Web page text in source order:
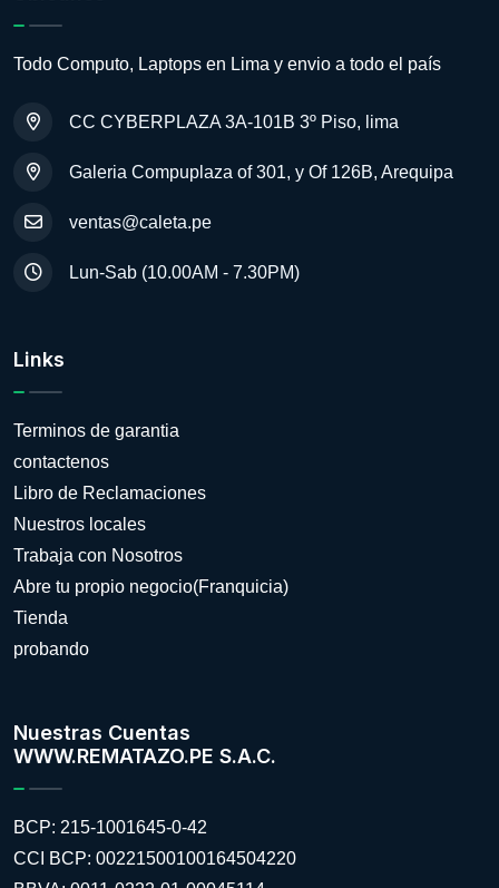
Todo Computo, Laptops en Lima y envio a todo el país
CC CYBERPLAZA 3A-101B 3º Piso, lima
Galeria Compuplaza of 301, y Of 126B, Arequipa
ventas@caleta.pe
Lun-Sab (10.00AM - 7.30PM)
Links
Terminos de garantia
contactenos
Libro de Reclamaciones
Nuestros locales
Trabaja con Nosotros
Abre tu propio negocio(Franquicia)
Tienda
probando
Nuestras Cuentas
WWW.REMATAZO.PE S.A.C.
BCP: 215-1001645-0-42
CCI BCP: 00221500100164504220